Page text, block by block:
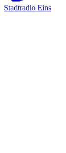
Stadtradio Eins